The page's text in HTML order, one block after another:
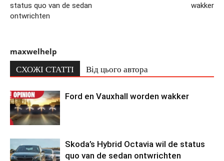
status quo van de sedan
ontwrichten
wakker
maxwelhelp
СХОЖІ СТАТТІ Від цього автора
Ford en Vauxhall worden wakker
Skoda’s Hybrid Octavia wil de status
quo van de sedan ontwrichten